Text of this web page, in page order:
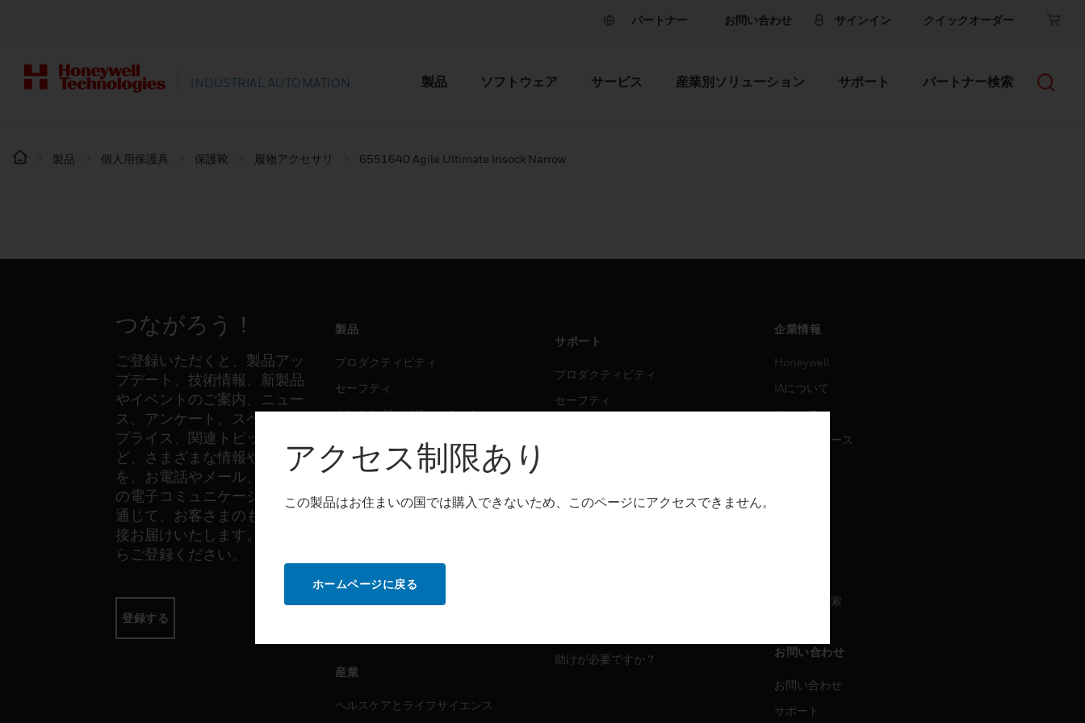
パートナー お問い合わせ サインイン クイックオーダー
INDUSTRIAL AUTOMATION 製品 ソフトウェア サービス 産業別ソリューション サポート パートナー検索
製品 個人用保護具 保護靴 履物アクセサリ 6551640 Agile Ultimate Insock Narrow
つながろう！
ご登録いただくと、製品アッ
プデート、技術情報、新製品
やイベントのご案内、ニュー
ス、アンケート、スペシャル
プライス、関連トピックな
ど、さまざまな情報やご案内
を、お電話やメール、その他
の電子コミュニケーションを
通じて、お客さまのもとへ直
接お届けいたします。以下か
らご登録ください。
登録する
製品
プロダクティビティ
セーフティ
センシング・ソリューション
ソフトウェア
プロダクティビティ
プロダクティビティ
産業
ヘルスケアとライフサイエンス
サポート
プロダクティビティ
セーフティ
プロダクティビティ
助けが必要ですか？
企業情報
Honeywell
IAについて
ニュース
プレスリリース
求人情報検索
お問い合わせ
お問い合わせ
サポート
アクセス制限あり
この製品はお住まいの国では購入できないため、このページにアクセスできません。
ホームページに戻る